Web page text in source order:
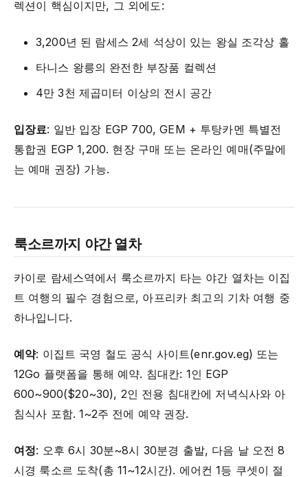
렉션이 핵심이지만, 그 외에도:
3,200년 된 람세스 2세 석상이 있는 왕실 조각상 홀
타니스 왕릉의 완전한 부장품 컬렉션
4만 3천 제곱미터 이상의 전시 공간
입장료: 일반 입장 EGP 700, GEM + 투탕카멘 특별전
통합권 EGP 1,200. 현장 구매 또는 온라인 예매(주말에
는 예매 권장) 가능.
룩소르까지 야간 열차
카이로 람세스역에서 룩소르까지 타는 야간 열차는 이집
트 여행의 필수 경험으로, 아프리카 최고의 기차 여행 중
하나입니다.
예약: 이집트 국영 철도 공식 사이트(enr.gov.eg) 또는
12Go 플랫폼을 통해 예약. 침대칸: 1인 EGP
600~900($20~30), 2인 전용 침대칸에 저녁식사와 아
침식사 포함. 1~2주 전에 예약 권장.
여정: 오후 6시 30분~8시 30분경 출발, 다음 날 오전 8
시경 룩소르 도착(총 11~12시간). 에어컨 1등 쿠셋이 절